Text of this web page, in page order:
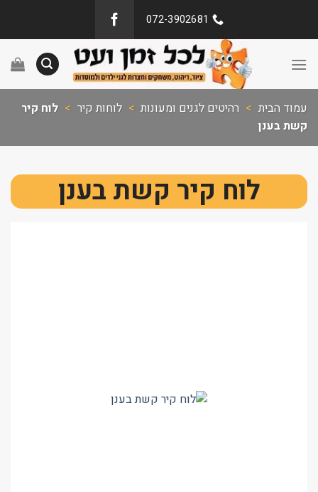
072-3902681
עמוד הבית > רהיטים לגנים ומעונות > לוחות קיר > לוח קיר
קשת בענן
לוח קיר קשת בענן